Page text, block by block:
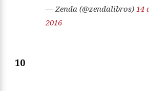
— Zenda (@zendalibros) 14
2016
10